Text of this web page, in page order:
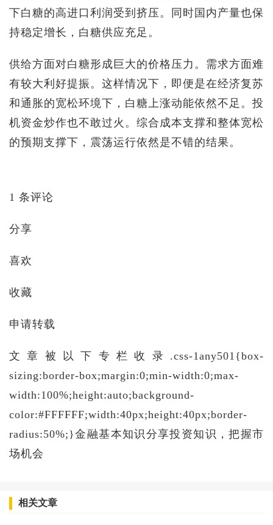
下白糖的高进口利润受到挤压。同时国内产量也保
持稳定增长，白糖供应充足。
供给方面对白糖形成巨大的价格压力。需求方面难
有较大利好提振。这样情况下，即便是在经济复苏
和通胀的宽松环境下，白糖上涨动能依然不足。投
机资金炒作也不敢过火。综合成本支撑和整体宽松
的预期支撑下，震荡运行依然是不错的结果。
1 条评论​
分享​
喜欢​
收藏​
申请转载​
文章被以下专栏收录.css-1any501{box-
sizing:border-box;margin:0;min-width:0;max-
width:100%;height:auto;background-
color:#FFFFFF;width:40px;height:40px;border-
radius:50%;}金融基本知识分享投资知识，把握市
场机会
相关文章